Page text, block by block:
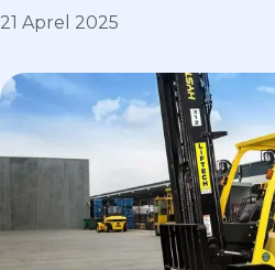
21 Aprel 2025